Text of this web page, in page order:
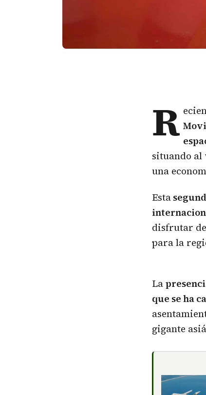
R
situando
una
Esta
disfrutar
para la
La
que se ha
gigante